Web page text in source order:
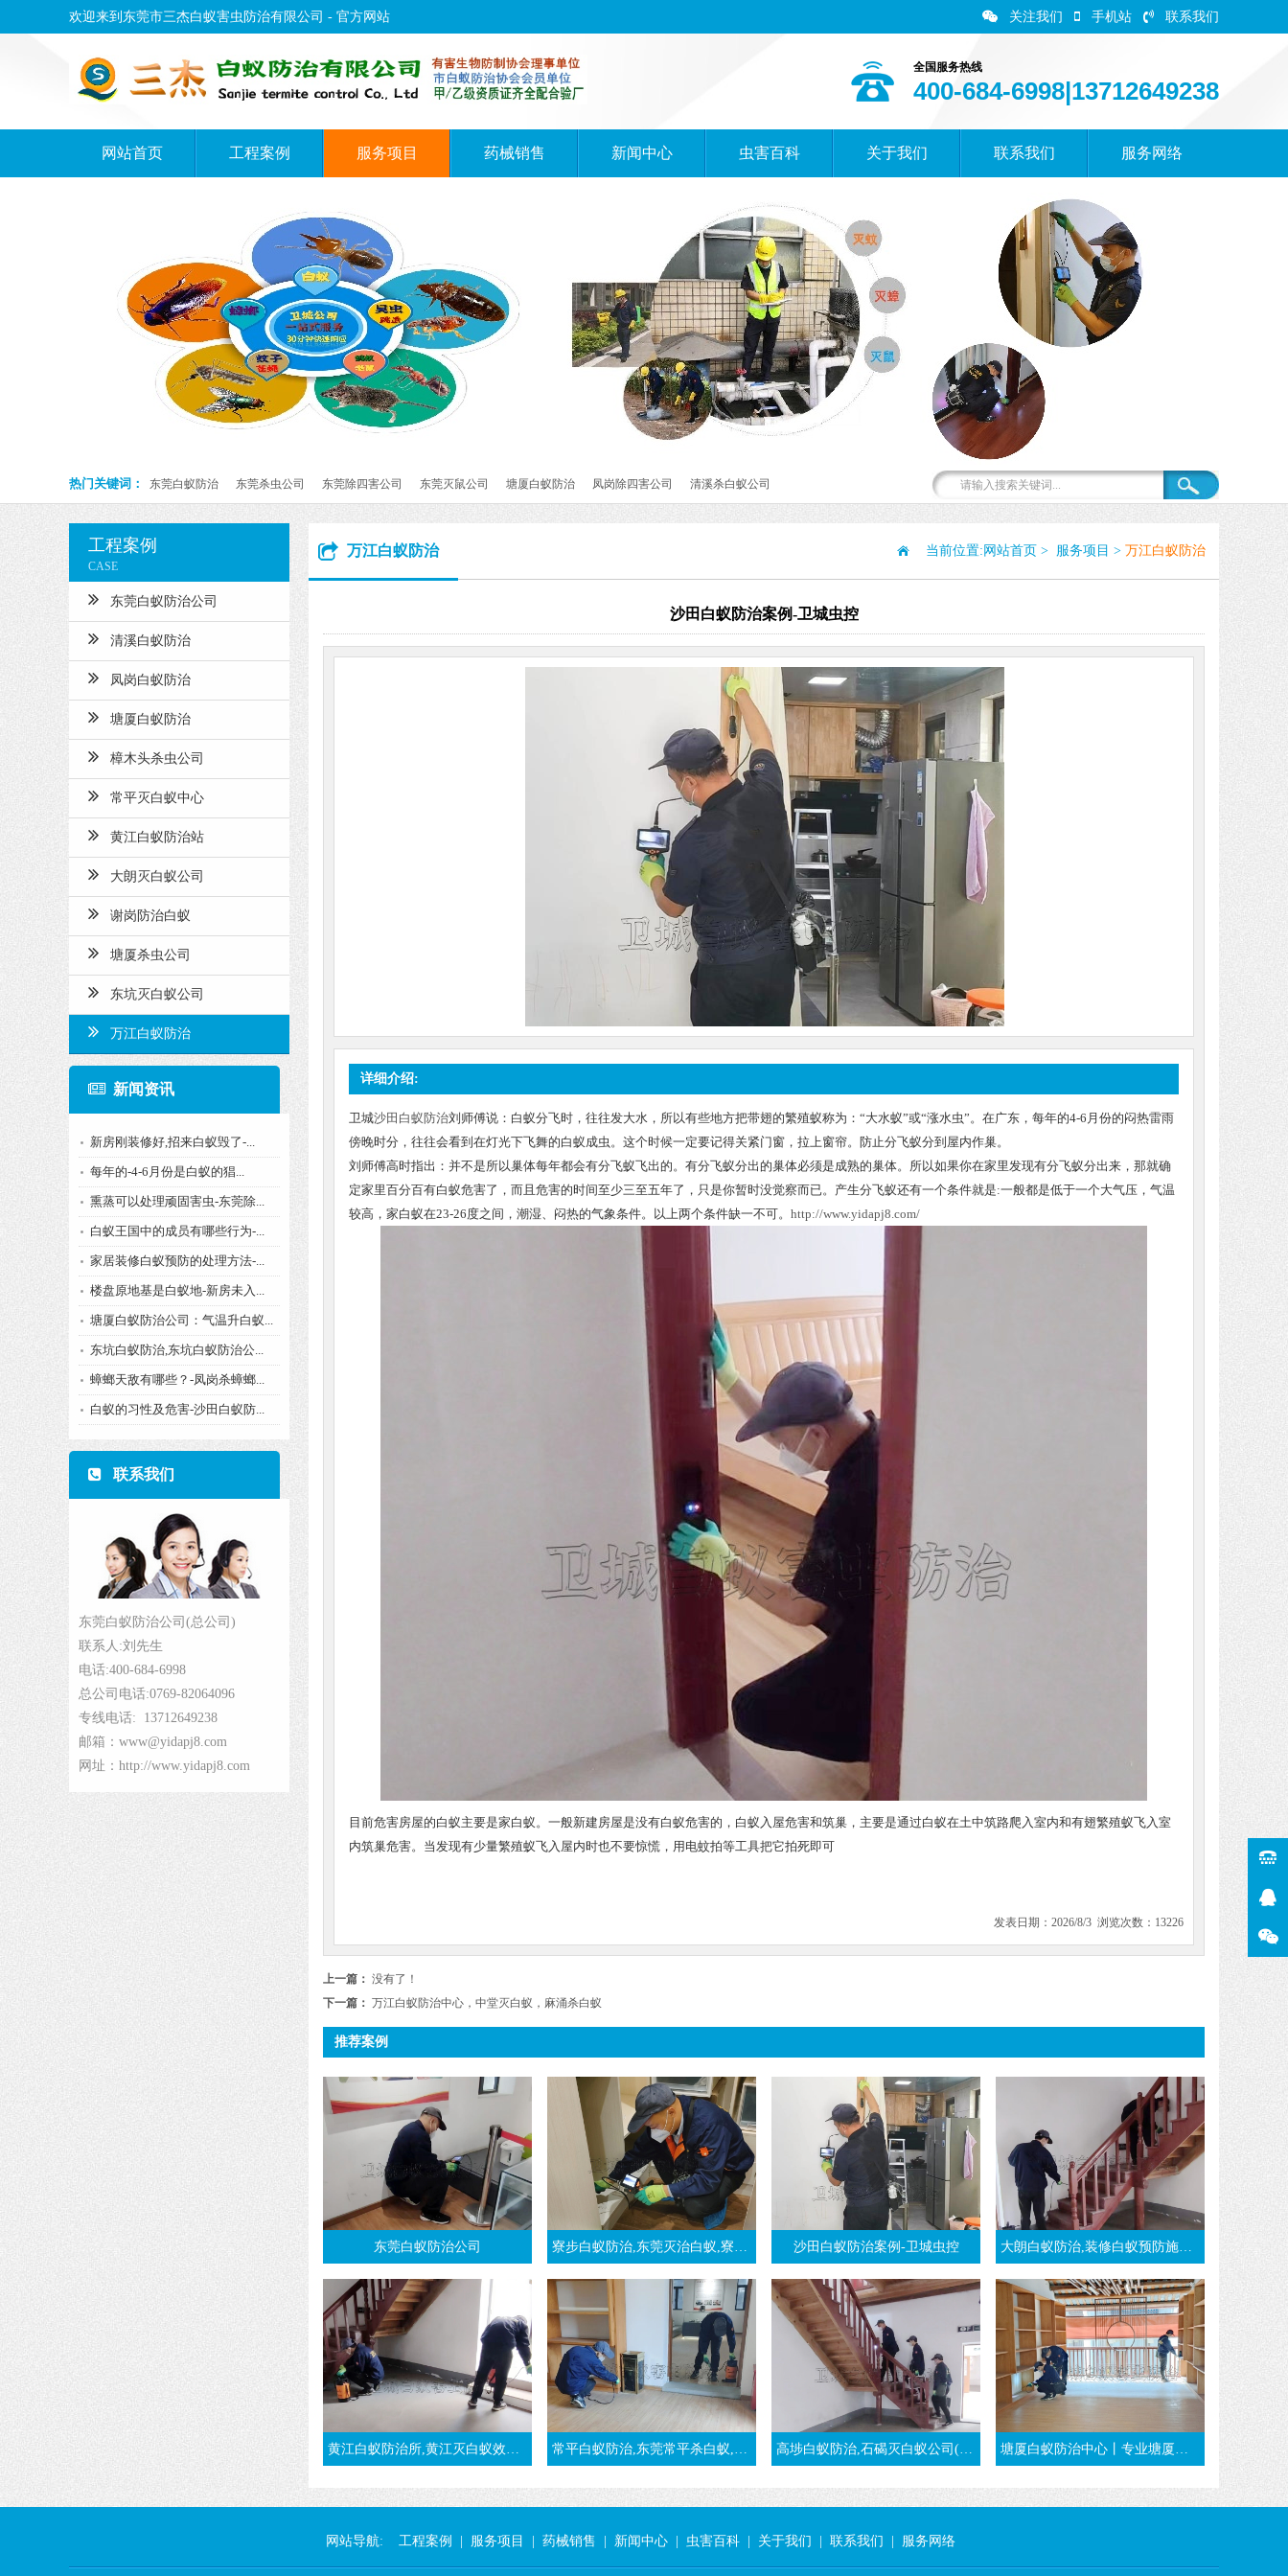
欢迎来到东莞市三杰白蚁害虫防治有限公司 - 官方网站 关注我们 手机站 联系我们
全国服务热线
400-684-6998|13712649238
网站首页 工程案例 服务项目 药械销售 新闻中心 虫害百科 关于我们 联系我们 服务网络
热门关键词： 东莞白蚁防治 东莞杀虫公司 东莞除四害公司 东莞灭鼠公司 塘厦白蚁防治 凤岗除四害公司 清溪杀白蚁公司
工程案例
CASE
东莞白蚁防治公司
清溪白蚁防治
凤岗白蚁防治
塘厦白蚁防治
樟木头杀虫公司
常平灭白蚁中心
黄江白蚁防治站
大朗灭白蚁公司
谢岗防治白蚁
塘厦杀虫公司
东坑灭白蚁公司
万江白蚁防治
新闻资讯
新房刚装修好,招来白蚁毁了-...
每年的-4-6月份是白蚁的猖...
熏蒸可以处理顽固害虫-东莞除...
白蚁王国中的成员有哪些行为-...
家居装修白蚁预防的处理方法-...
楼盘原地基是白蚁地-新房未入...
塘厦白蚁防治公司：气温升白蚁...
东坑白蚁防治,东坑白蚁防治公...
蟑螂天敌有哪些？-凤岗杀蟑螂...
白蚁的习性及危害-沙田白蚁防...
联系我们
东莞白蚁防治公司(总公司)
联系人:刘先生
电话:400-684-6998
总公司电话:0769-82064096
专线电话: 13712649238
邮箱：www@yidapj8.com
网址：http://www.yidapj8.com
万江白蚁防治 当前位置: 网站首页 > 服务项目 > 万江白蚁防治
沙田白蚁防治案例-卫城虫控
详细介绍:
卫城沙田白蚁防治刘师傅说：白蚁分飞时，往往发大水，所以有些地方把带翅的繁殖蚁称为：“大水蚁”或“涨水虫”。在广东，每年的4-6月份的闷热雷雨
傍晚时分，往往会看到在灯光下飞舞的白蚁成虫。这个时候一定要记得关紧门窗，拉上窗帘。防止分飞蚁分到屋内作巢。
刘师傅高时指出：并不是所以巢体每年都会有分飞蚁飞出的。有分飞蚁分出的巢体必须是成熟的巢体。所以如果你在家里发现有分飞蚁分出来，那就确
定家里百分百有白蚁危害了，而且危害的时间至少三至五年了，只是你暂时没觉察而已。产生分飞蚁还有一个条件就是:一般都是低于一个大气压，气温
较高，家白蚁在23-26度之间，潮湿、闷热的气象条件。以上两个条件缺一不可。 http://www.yidapj8.com/
目前危害房屋的白蚁主要是家白蚁。一般新建房屋是没有白蚁危害的，白蚁入屋危害和筑巢，主要是通过白蚁在土中筑路爬入室内和有翅繁殖蚁飞入室
内筑巢危害。当发现有少量繁殖蚁飞入屋内时也不要惊慌，用电蚊拍等工具把它拍死即可
发表日期：2026/8/3 浏览次数：13226
上一篇： 没有了！
下一篇： 万江白蚁防治中心，中堂灭白蚁，麻涌杀白蚁
推荐案例
东莞白蚁防治公司 寮步白蚁防治,东莞灭治白蚁,寮步白蚁预防-东莞万江消杀白蚁公司 沙田白蚁防治案例-卫城虫控 大朗白蚁防治,装修白蚁预防施工方法-东莞大朗灭白蚁公司
黄江白蚁防治所,黄江灭白蚁效果好-东莞黄江镇白蚁公司 常平白蚁防治,东莞常平杀白蚁,治白蚁公司 高埗白蚁防治,石碣灭白蚁公司(强烈推荐卫城虫控) 塘厦白蚁防治中心丨专业塘厦杀白蚁团队丨东莞塘厦灭白蚁公司
网站导航: 工程案例 服务项目 药械销售 新闻中心 虫害百科 关于我们 联系我们 服务网络